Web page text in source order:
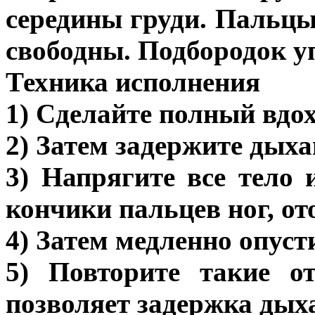
середины груди.
свободны. Подбородок
Техника исполнения
1) Сделайте полный
2) Затем задержите
3) Напрягите все
кончики пальцев ног,
4) Затем медленно
5) Повторите такие
позволяет задержка